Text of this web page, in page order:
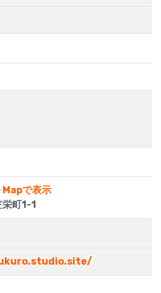
で表示
町1-1